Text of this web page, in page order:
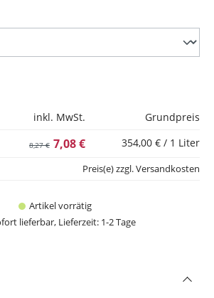
inkl. MwSt.
Grundpreis
7,08 €
8,27 € 354,00 € / 1 Liter
Artikel vorrätig
lieferbar, Lieferzeit: 1-2 Tage
Preis(e) zzgl. Versandkosten